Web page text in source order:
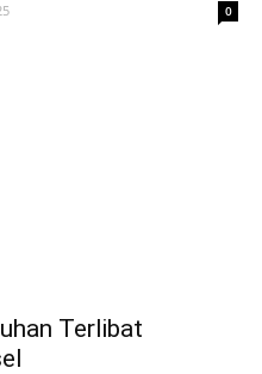
0
Terlibat